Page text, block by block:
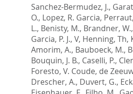
Sanchez-Bermudez, J.,
O., Lopez, R. Garcia,
L., Benisty, M., Brandner, W.,
Garcia, P. J., V, Henning, Th,
Amorim, A., Bauboeck, M.,
Bouquin, J. B., Caselli, P.,
Foresto, V. Coude, de
Drescher, A., Duvert, G.,